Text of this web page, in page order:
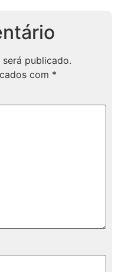
publicado.
com *